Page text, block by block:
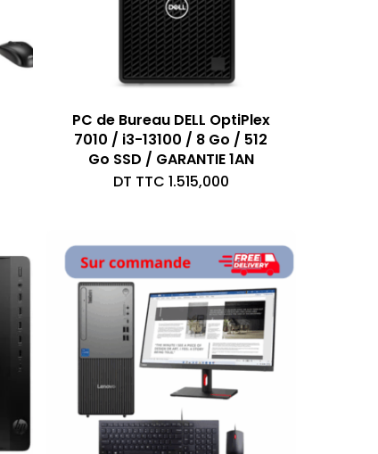
PC de Bureau DELL OptiPlex
7010 / i3-13100 / 8 Go / 512
Go SSD / GARANTIE 1AN
DT TTC 1.515,000